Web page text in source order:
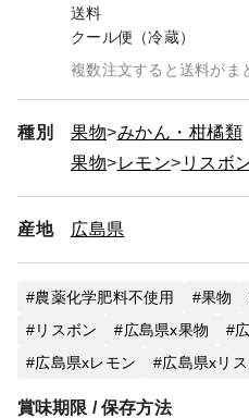
送料
クール便（冷蔵）
複数注文すると送料がま
種別 果物
みかん・柑橘類
果物
レモン リスボ
産地 広島県
農薬化学肥料不使用 果物
リスボン
広島県x果物
広島県xレモン
広島県xリ
賞味期限 / 保存方法